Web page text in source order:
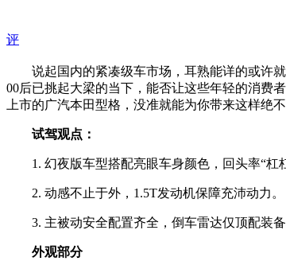
评
说起国内的紧凑级车市场，耳熟能详的或许
00后已挑起大梁的当下，能否让这些年轻的消费
上市的广汽本田型格，没准就能为你带来这样绝不
试驾观点：
1. 幻夜版车型搭配亮眼车身颜色，回头率“杠
2. 动感不止于外，1.5T发动机保障充沛动力。
3. 主被动安全配置齐全，倒车雷达仅顶配装备
外观部分